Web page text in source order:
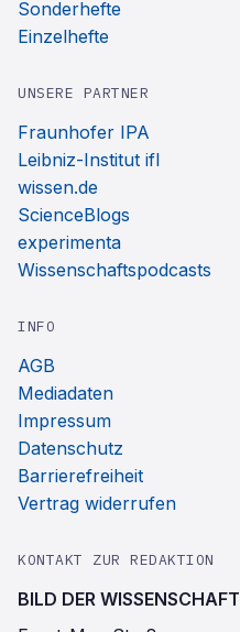
Sonderhefte
Einzelhefte
UNSERE PARTNER
Fraunhofer IPA
Leibniz-Institut ifl
wissen.de
ScienceBlogs
experimenta
Wissenschaftspodcasts
INFO
AGB
Mediadaten
Impressum
Datenschutz
Barrierefreiheit
Vertrag widerrufen
KONTAKT ZUR REDAKTION
BILD DER WISSENSCHAFT